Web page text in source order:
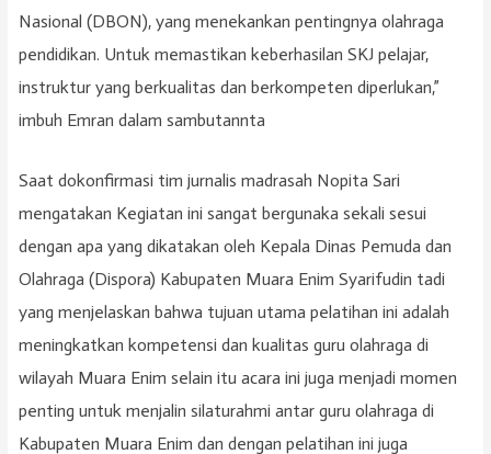
Nasional (DBON), yang menekankan pentingnya olahraga
pendidikan. Untuk memastikan keberhasilan SKJ pelajar,
instruktur yang berkualitas dan berkompeten diperlukan,”
imbuh Emran dalam sambutannta
Saat dokonfirmasi tim jurnalis madrasah Nopita Sari
mengatakan Kegiatan ini sangat bergunaka sekali sesui
dengan apa yang dikatakan oleh Kepala Dinas Pemuda dan
Olahraga (Dispora) Kabupaten Muara Enim Syarifudin tadi
yang menjelaskan bahwa tujuan utama pelatihan ini adalah
meningkatkan kompetensi dan kualitas guru olahraga di
wilayah Muara Enim selain itu acara ini juga menjadi momen
penting untuk menjalin silaturahmi antar guru olahraga di
Kabupaten Muara Enim dan dengan pelatihan ini juga